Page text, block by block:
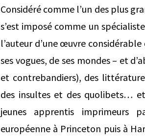
Considéré comme l’un des plus
s’est imposé comme un
l’auteur d’une œuvre
ses vogues, de ses mondes – et
et contrebandiers), des
des insultes et des quolibets…
jeunes apprentis imprimeurs
européenne à Princeton puis à